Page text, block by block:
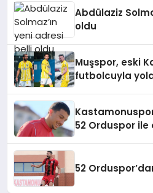
Abdülaziz
oldu
Muşspor, eski
futbolcuyla
52 Orduspor
52